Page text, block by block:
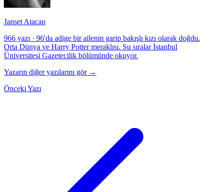
Janset Atacan
966 yazı · 96'da adige bir ailenin garip bakışlı kızı olarak doğdu.
Orta Dünya ve Harry Potter meraklısı. Şu sıralar İstanbul
Üniversitesi Gazetecilik bölümünde okuyor.
Yazarın diğer yazılarını gör →
Önceki Yazı